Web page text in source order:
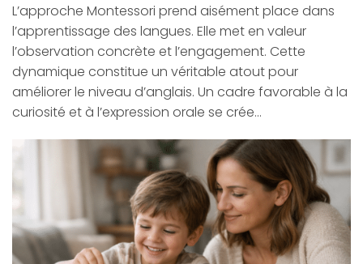
L’approche Montessori prend aisément place dans
l’apprentissage des langues. Elle met en valeur
l’observation concrète et l’engagement. Cette
dynamique constitue un véritable atout pour
améliorer le niveau d’anglais. Un cadre favorable à la
curiosité et à l’expression orale se crée…